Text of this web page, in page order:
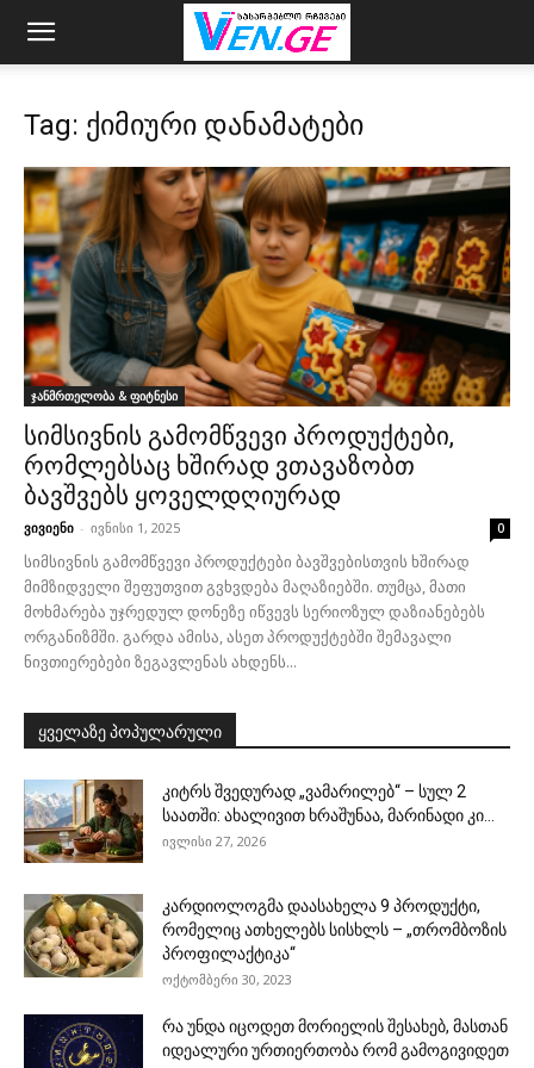
Tag: ქიმიური დანამატები
ჯანმრთელობა & ფიტნესი
სიმსივნის გამომწვევი პროდუქტები,
რომლებსაც ხშირად ვთავაზობთ
ბავშვებს ყოველდღიურად
ვივიენი - ივნისი 1, 2025 0
სიმსივნის გამომწვევი პროდუქტები ბავშვებისთვის ხშირად
მიმზიდველი შეფუთვით გვხვდება მაღაზიებში. თუმცა, მათი
მოხმარება უჯრედულ დონეზე იწვევს სერიოზულ დაზიანებებს
ორგანიზმში. გარდა ამისა, ასეთ პროდუქტებში შემავალი
ნივთიერებები ზეგავლენას ახდენს...
ყველაზე პოპულარული
კიტრს შვედურად „ვამარილებ“ – სულ 2
საათში: ახალივით ხრაშუნაა, მარინადი კი...
ივლისი 27, 2026
კარდიოლოგმა დაასახელა 9 პროდუქტი,
რომელიც ათხელებს სისხლს – „თრომბოზის
პროფილაქტიკა“
ოქტომბერი 30, 2023
რა უნდა იცოდეთ მორიელის შესახებ, მასთან
იდეალური ურთიერთობა რომ გამოგივიდეთ